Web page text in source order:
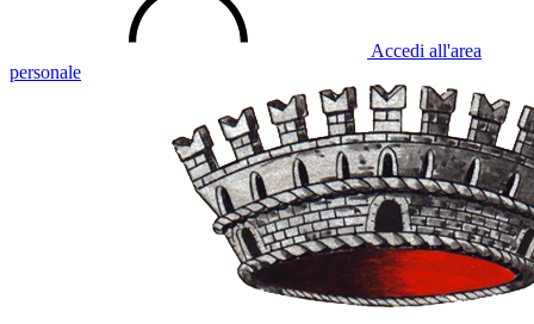
Accedi all'area
personale